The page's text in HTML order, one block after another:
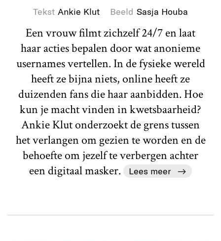
Tekst Ankie Klut Beeld Sasja Houba
Een vrouw filmt zichzelf 24/7 en laat
haar acties bepalen door wat anonieme
usernames vertellen. In de fysieke wereld
heeft ze bijna niets, online heeft ze
duizenden fans die haar aanbidden. Hoe
kun je macht vinden in kwetsbaarheid?
Ankie Klut onderzoekt de grens tussen
het verlangen om gezien te worden en de
behoefte om jezelf te verbergen achter
een digitaal masker.
Lees meer